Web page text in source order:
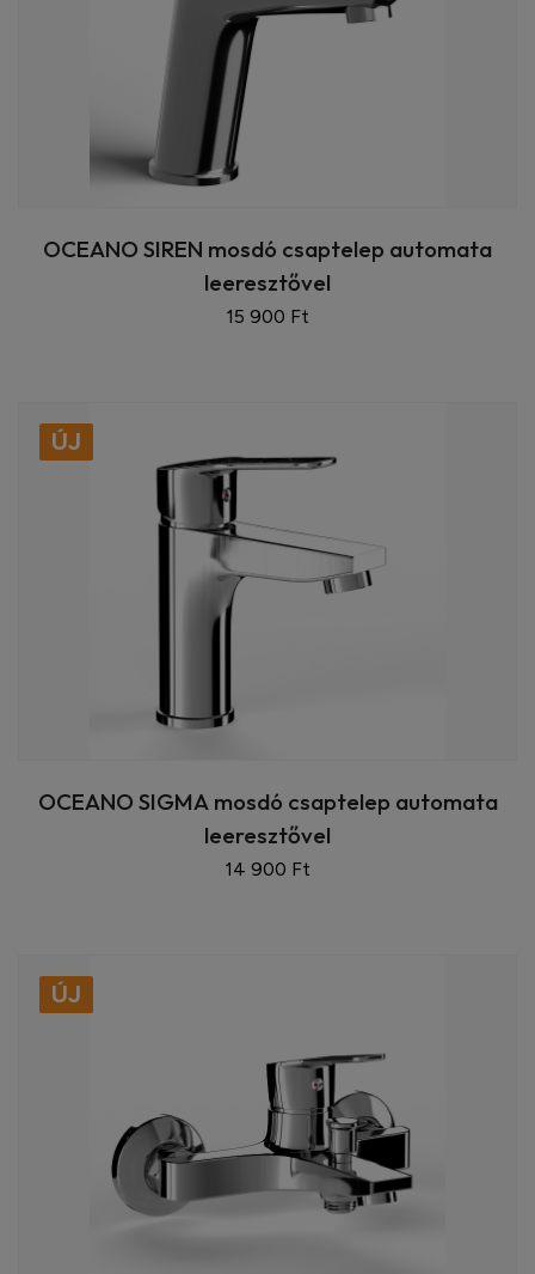
OCEANO SIREN mosdó csaptelep automata
leeresztővel
15 900 Ft
ÚJ
OCEANO SIGMA mosdó csaptelep automata
leeresztővel
14 900 Ft
ÚJ